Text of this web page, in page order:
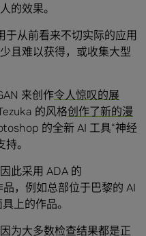
的效果。
于从前看来不切实际的应用
且难以获得，或收集大型
来创作令人惊叹的展
的风格创作了新的漫
的全新 AI 工具“神经
。
此采用 ADA 的
，例如总部位于巴黎的 AI
上的作品。
为大多数检查结果都是正